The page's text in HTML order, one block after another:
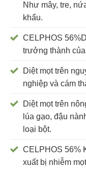
Như mây, tre,
khẩu.
CELPHOS
trưởng thành
Diệt mọt trên
nghiệp và cám
Diệt mọt trên
lúa gạo, đậu
loại bột.
CELPHOS 56%
xuất bị nhiễm